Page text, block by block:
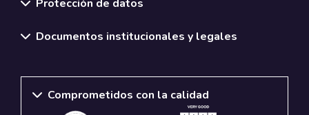
Protección de datos
Documentos institucionales y legales
Comprometidos con la calidad